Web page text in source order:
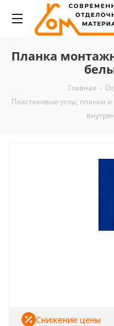
Планка
Главная -
Пластиковые углы, планки
Снижение цены